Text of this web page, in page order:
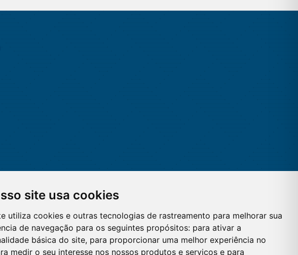
site usa cookies
utiliza cookies e outras tecnologias de rastreamento para melhorar sua
de navegação para os seguintes propósitos: para ativar a
básica do site, para proporcionar uma melhor experiência no
medir o seu interesse nos nossos produtos e serviços e para